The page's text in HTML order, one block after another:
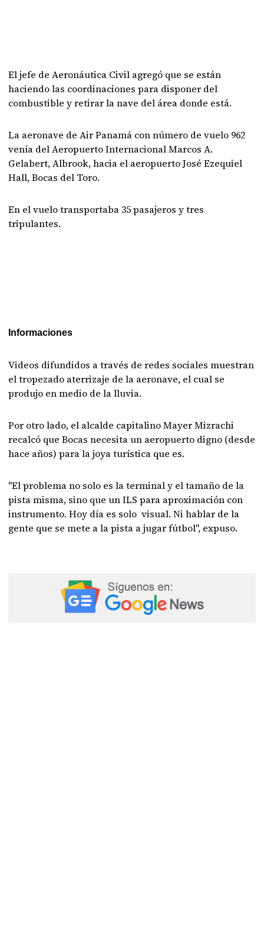
El jefe de Aeronáutica Civil agregó que se están
haciendo las coordinaciones para disponer del
combustible y retirar la nave del área donde está.
La aeronave de Air Panamá con número de vuelo 962
venía del Aeropuerto Internacional Marcos A.
Gelabert, Albrook, hacia el aeropuerto José Ezequiel
Hall, Bocas del Toro.
En el vuelo transportaba 35 pasajeros y tres
tripulantes.
Informaciones
Videos difundidos a través de redes sociales muestran
el tropezado aterrizaje de la aeronave, el cual se
produjo en medio de la lluvia.
Por otro lado, el alcalde capitalino Mayer Mizrachi
recalcó que Bocas necesita un aeropuerto digno (desde
hace años) para la joya turística que es.
"El problema no solo es la terminal y el tamaño de la
pista misma, sino que un ILS para aproximación con
instrumento. Hoy día es solo visual. Ni hablar de la
gente que se mete a la pista a jugar fútbol", expuso.